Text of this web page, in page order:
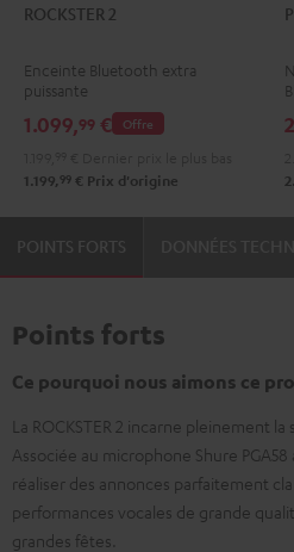
2
ROCKSTER 2
Enceinte Bluetooth extra
puissante
Offre
1.099,99 €
1.199, 99 € Prix d'origine
POINTS FORTS
Points forts
Ce pourquoi nous aimons ce
La ROCKSTER 2 incarne pleinement
Associée au microphone Shure
réaliser des annonces parfaitement
performances vocales de grande
grandes fêtes.